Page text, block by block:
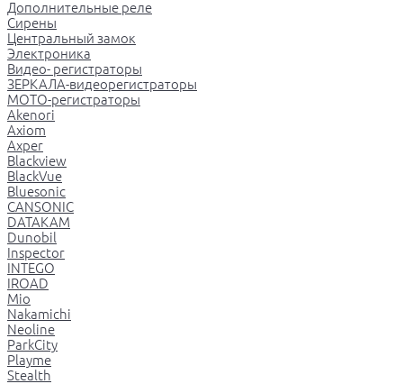
Дополнительные реле
Сирены
Центральный замок
Электроника
Видео- регистраторы
ЗЕРКАЛА-видеорегистраторы
МОТО-регистраторы
Akenori
Axiom
Axper
Blackview
BlackVue
Bluesonic
CANSONIC
DATAKAM
Dunobil
Inspector
INTEGO
IROAD
Mio
Nakamichi
Neoline
ParkCity
Playme
Stealth